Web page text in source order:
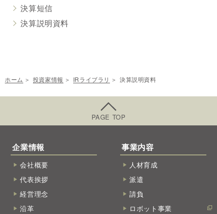
決算短信
決算説明資料
ホーム 投資家情報 IRライブラリ 決算説明資料
PAGE TOP
企業情報
会社概要
代表挨拶
経営理念
沿革
事業内容
人材育成
派遣
請負
ロボット事業